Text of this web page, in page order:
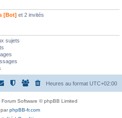
[Bot] et 2 invités
sujets
Heures au format UTC+02:00
Forum Software © phpBB Limited
parphpBB-fr.com